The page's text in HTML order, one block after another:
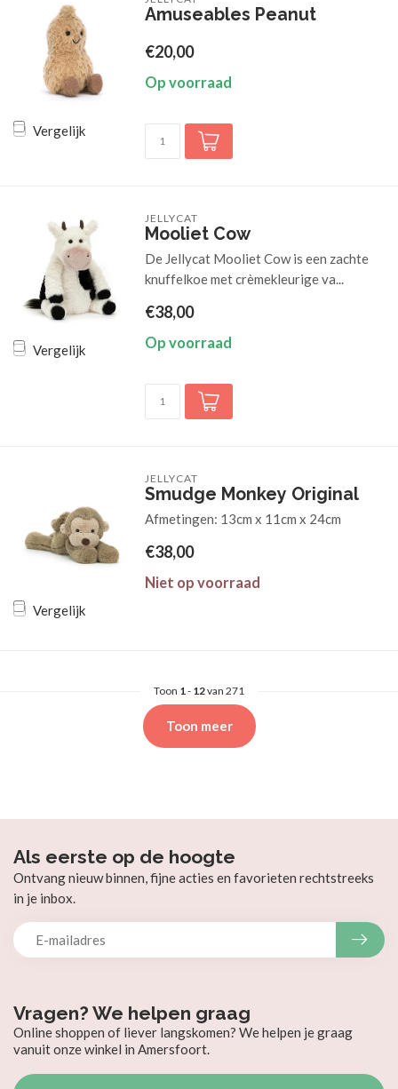
Vergelijk
Amuseables Peanut
€20,00
Op voorraad
Vergelijk
JELLYCAT
Mooliet Cow
De Jellycat Mooliet Cow is een zachte
knuffelkoe met crèmekleurige va...
€38,00
Op voorraad
Vergelijk
JELLYCAT
Smudge Monkey Original
Afmetingen: 13cm x 11cm x 24cm
€38,00
Niet op voorraad
Toon 1 - 12van 271
Toon meer
Vragen? We helpen graag
Online shoppen of liever langskomen? We helpen je graag
vanuit onze winkel in Amersfoort.
Als eerste op de hoogte
Ontvang nieuw binnen, fijne acties en favorieten rechtstreeks
in je inbox.